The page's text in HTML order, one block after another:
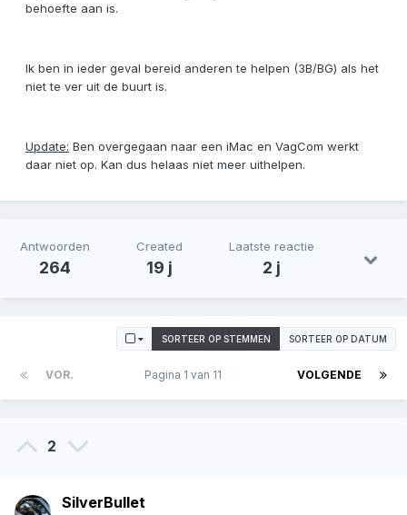
behoefte aan is.
Ik ben in ieder geval bereid anderen te helpen (3B/BG) als het
niet te ver uit de buurt is.
Update: Ben overgegaan naar een iMac en VagCom werkt
daar niet op. Kan dus helaas niet meer uithelpen.
Antwoorden
264
Created
19 j
Laatste reactie
2 j
SORTEER OP STEMMEN SORTEER OP DATUM
VOR. VOLGENDE
Pagina 1 van 11
2
SilverBullet